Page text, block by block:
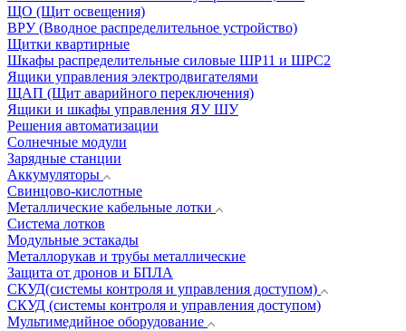
ЩО (Щит освещения)
ВРУ (Вводное распределительное устройство)
Щитки квартирные
Шкафы распределительные силовые ШР11 и ШРС2
Ящики управления электродвигателями
ЩАП (Щит аварийного переключения)
Ящики и шкафы управления ЯУ ШУ
Решения автоматизации
Солнечные модули
Зарядные станции
Аккумуляторы
Свинцово-кислотные
Металлические кабельные лотки
Система лотков
Модульные эстакады
Металлорукав и трубы металлические
Защита от дронов и БПЛА
СКУД(системы контроля и управления доступом)
СКУД (системы контроля и управления доступом)
Мультимедийное оборудование